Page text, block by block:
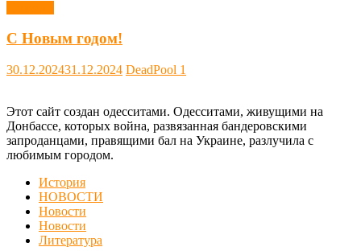
С Новым годом!
30.12.202431.12.2024 DeadPool 1
Этот сайт создан одесситами. Одесситами, живущими на
Донбассе, которых война, развязанная бандеровскими
запроданцами, правящими бал на Украине, разлучила с
любимым городом.
История
НОВОСТИ
Новости
Новости
Литература